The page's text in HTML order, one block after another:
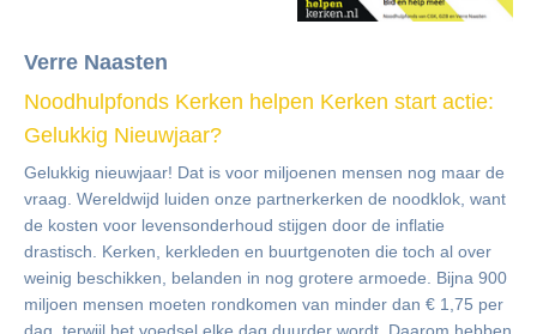
Verre Naasten
Noodhulpfonds Kerken helpen Kerken start actie:
Gelukkig Nieuwjaar?
Gelukkig nieuwjaar! Dat is voor miljoenen mensen nog maar de
vraag. Wereldwijd luiden onze partnerkerken de noodklok, want
de kosten voor levensonderhoud stijgen door de inflatie
drastisch. Kerken, kerkleden en buurtgenoten die toch al over
weinig beschikken, belanden in nog grotere armoede. Bijna 900
miljoen mensen moeten rondkomen van minder dan € 1,75 per
dag, terwijl het voedsel elke dag duurder wordt. Daarom hebben